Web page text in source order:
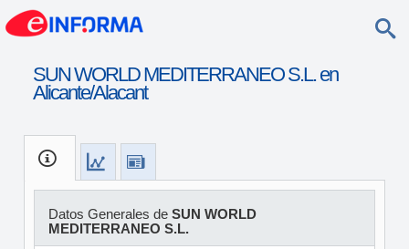
SUN WORLD MEDITERRANEO S.L. en
Alicante/Alacant
Datos Generales de SUN WORLD
MEDITERRANEO S.L.